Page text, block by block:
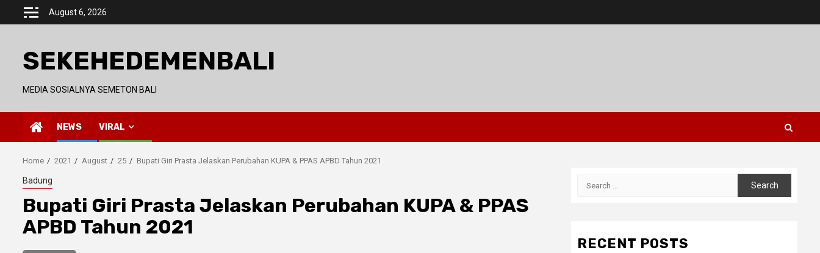
August 6, 2026
SEKEHEDEMENBALI
MEDIA SOSIALNYA SEMETON BALI
NEWS VIRAL
Home 2021 August 25 Bupati Giri Prasta Jelaskan Perubahan KUPA & PPAS APBD Tahun 2021
Badung
Bupati Giri Prasta Jelaskan Perubahan KUPA & PPAS
APBD Tahun 2021
RECENT POSTS